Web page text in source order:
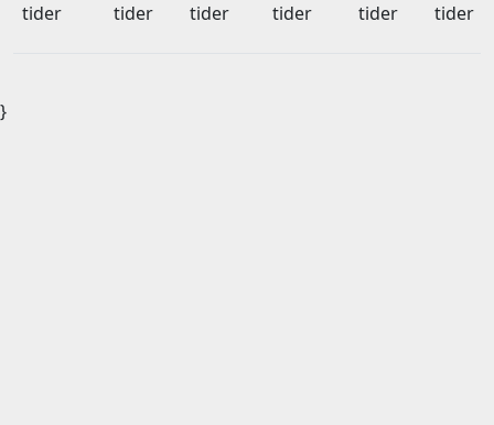
tider
tider
tider
tider
tider
tider
}